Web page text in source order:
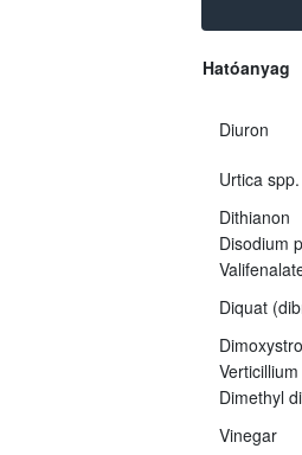
Hatóanyag
Diuron
Urtica spp.
Dithianon
Disodium
Diquat
Dimethyl
Vinegar